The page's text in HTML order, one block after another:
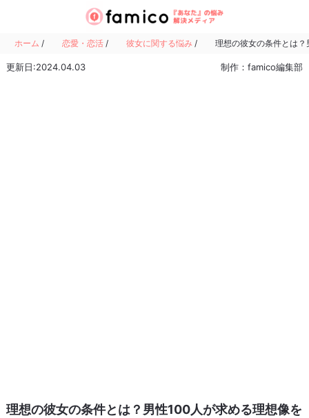
ホーム / 恋愛・恋活 / 彼女に関する悩み / 理想の彼女の条件とは
更新日:2024.04.03 制作：famico編集部
理想の彼女の条件とは？男性100人が求める理想像を